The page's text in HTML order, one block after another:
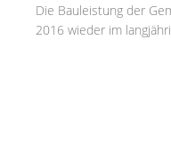
Die Bauleistung der
2016 wieder im